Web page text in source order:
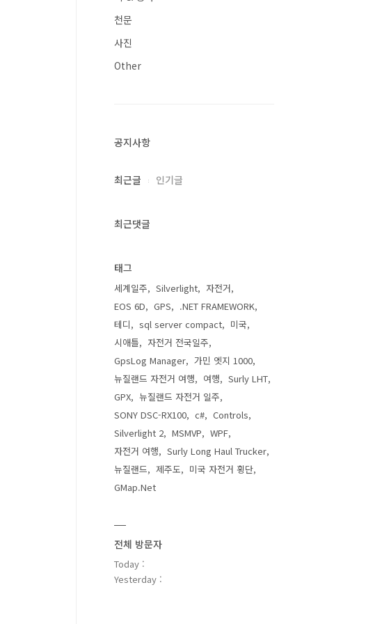
천문
사진
Other
공지사항
최근글 인기글
최근댓글
태그
세계일주 Silverlight
자전거
EOS 6D
GPS
.NET FRAMEWORK
테디
sql server compact
미국
시애틀
자전거 전국일주
GpsLog Manager
가민 엣지 1000
뉴질랜드 자전거 여행
여행
Surly LHT
GPX
뉴질랜드 자전거 일주
SONY DSC-RX100
c#
Controls
Silverlight 2
MSMVP
WPF
자전거 여행
Surly Long Haul Trucker
뉴질랜드
제주도
미국 자전거 횡단
GMap.Net
전체 방문자
Today :
Yesterday :